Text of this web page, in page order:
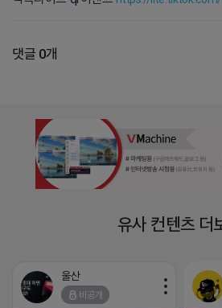
댓글 0개
유사 컨텐츠 더
울산
비공개